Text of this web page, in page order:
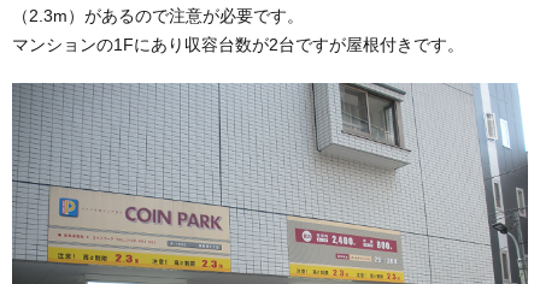
（2.3m）があるので注意が必要です。
マンションの1Fにあり収容台数が2台ですが屋根付きです。